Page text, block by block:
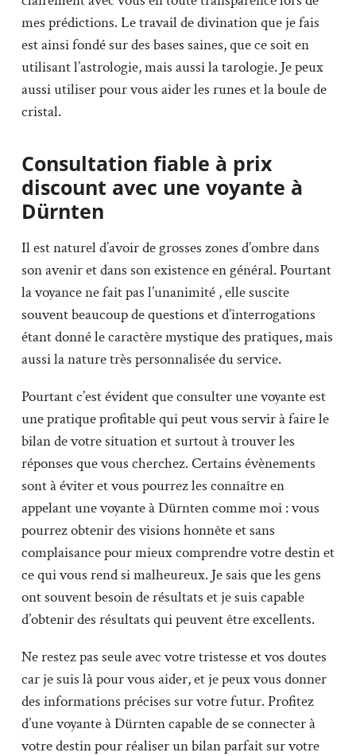
mes prédictions. Le travail de divination que je fais
est ainsi fondé sur des bases saines, que ce soit en
utilisant l’astrologie, mais aussi la tarologie. Je peux
aussi utiliser pour vous aider les runes et la boule de
cristal.
Consultation fiable à prix
discount avec une voyante à
Dürnten
Il est naturel d’avoir de grosses zones d’ombre dans
son avenir et dans son existence en général. Pourtant
la voyance ne fait pas l’unanimité , elle suscite
souvent beaucoup de questions et d’interrogations
étant donné le caractère mystique des pratiques, mais
aussi la nature très personnalisée du service.
Pourtant c’est évident que consulter une voyante est
une pratique profitable qui peut vous servir à faire le
bilan de votre situation et surtout à trouver les
réponses que vous cherchez. Certains évènements
sont à éviter et vous pourrez les connaître en
appelant une voyante à Dürnten comme moi : vous
pourrez obtenir des visions honnête et sans
complaisance pour mieux comprendre votre destin et
ce qui vous rend si malheureux. Je sais que les gens
ont souvent besoin de résultats et je suis capable
d’obtenir des résultats qui peuvent être excellents.
Ne restez pas seule avec votre tristesse et vos doutes
car je suis là pour vous aider, et je peux vous donner
des informations précises sur votre futur. Profitez
d’une voyante à Dürnten capable de se connecter à
votre destin pour réaliser un bilan parfait sur votre